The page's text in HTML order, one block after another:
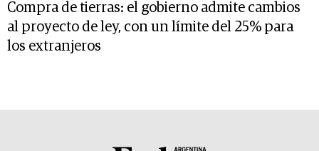
Compra de tierras: el gobierno admite cambios
al proyecto de ley, con un límite del 25% para
los extranjeros